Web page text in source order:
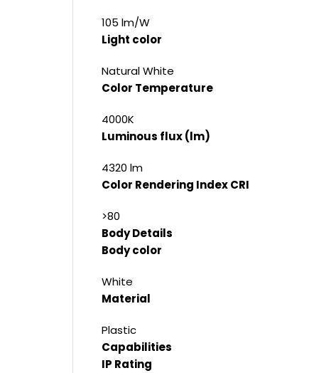
105 lm/W
Light color
Natural White
Color Temperature
4000K
Luminous flux (lm)
4320 lm
Color Rendering Index CRI
>80
Body Details
Body color
White
Material
Plastic
Capabilities
IP Rating